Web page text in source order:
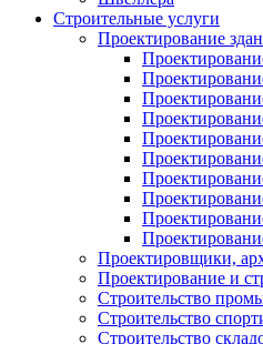
Строительные услуги
Проектирование
Проектировщики,
Проектирование и
Строительство
Строительство
Строительство